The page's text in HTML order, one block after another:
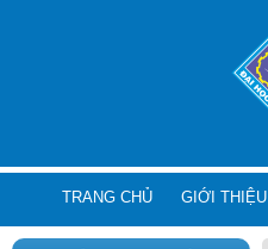
TRANG CHỦ GIỚI THIỆU